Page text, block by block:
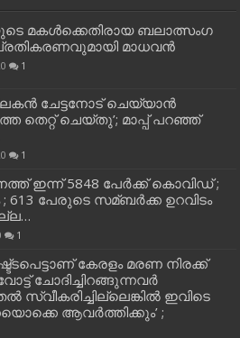
മകള്‍ക്കെതിരായ ബലാത്സംഗ
മാധവന്‍
1
ചേട്ടനോട് ചെയ്യാന്‍
തെറ്റ് ചെയ്തു’; മാപ്പ് പറഞ്ഞ്
1
ഇന്ന് 5848 പേര്‍ക്ക് കൊവി‌ഡ് ;
613 പേരുടെ സമ്ബര്‍ക്ക ഉറവിടം
1
കേരളം മരണ നിരക്ക്
ചോദിച്ചിറങ്ങുന്നവർ
ഇവിടെ
ആവർത്തിക്കും’ ;